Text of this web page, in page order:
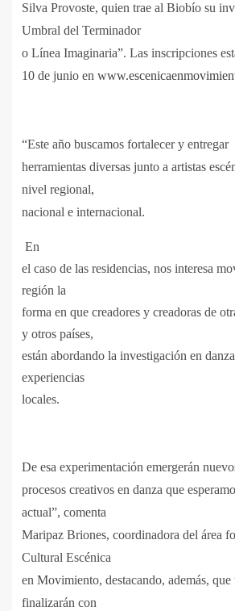
Silva Provoste, quien trae al Biobío su
Umbral del Terminador
o Línea Imaginaria”. Las inscripciones
10 de junio en
“Este año buscamos fortalecer y entregar
herramientas diversas junto a artistas
nivel regional,
nacional e internacional.
En
el caso de las residencias, nos interesa
región la
forma en que creadores y creadoras de
y otros países,
están abordando la investigación en
experiencias
locales.
De esa experimentación emergerán
procesos creativos en danza que
actual”, comenta
Maripaz Briones, coordinadora del área
Cultural Escénica
en Movimiento, destacando, además, que
finalizarán con